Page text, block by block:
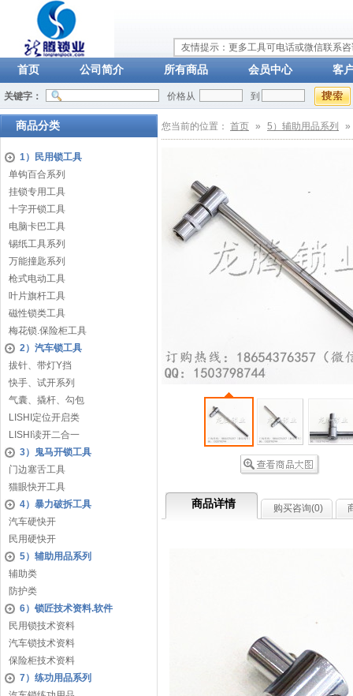
友情提示：更多工具可电话或微信联系
首页 公司简介 所有商品 会员中心 客
关键字： 价格从 到
商品分类
1）民用锁工具
单钩百合系列
挂锁专用工具
十字开锁工具
电脑卡巴工具
锡纸工具系列
万能撞匙系列
枪式电动工具
叶片旗杆工具
磁性锁类工具
梅花锁.保险柜工具
2）汽车锁工具
拔针、带灯Y挡
快手、试开系列
气囊、撬杆、勾包
LISHI定位开启类
LISHI读开二合一
3）鬼马开锁工具
门边塞舌工具
猫眼快开工具
4）暴力破拆工具
汽车硬快开
民用硬快开
5）辅助用品系列
辅助类
防护类
6）锁匠技术资料.软件
民用锁技术资料
汽车锁技术资料
保险柜技术资料
7）练功用品系列
您当前的位置： 首页 » 5）辅助用品系列 »
商品详情 购买咨询(0)